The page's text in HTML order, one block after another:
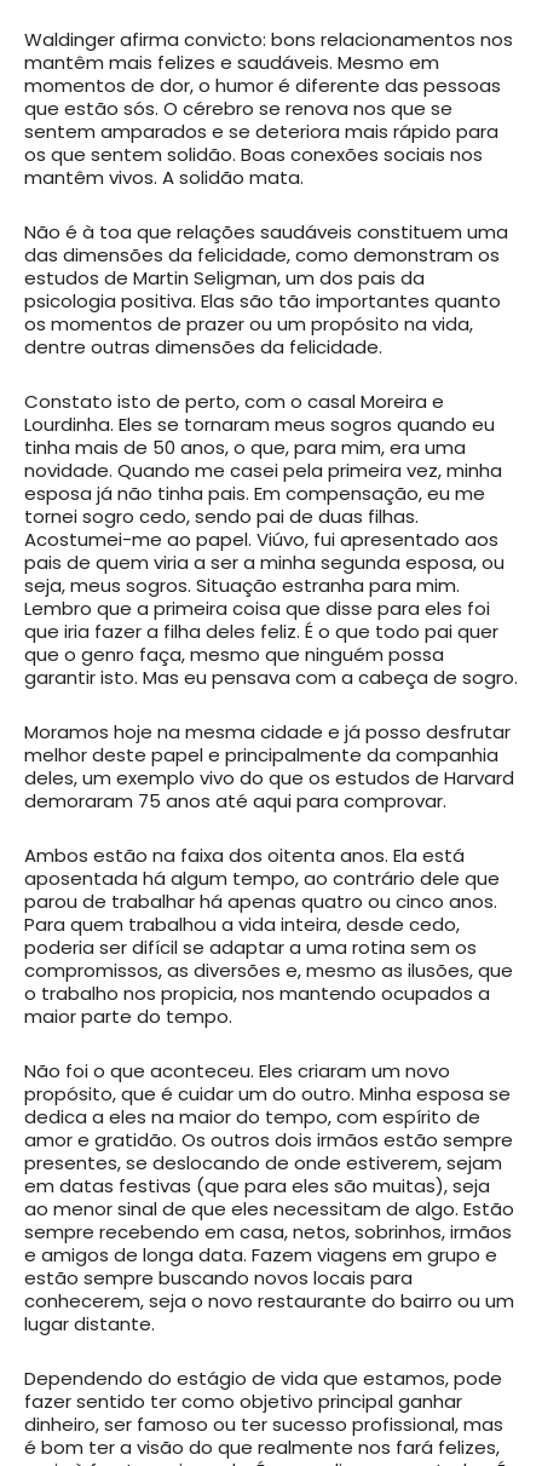
Waldinger afirma convicto: bons relacionamentos nos
mantêm mais felizes e saudáveis. Mesmo em
momentos de dor, o humor é diferente das pessoas
que estão sós. O cérebro se renova nos que se
sentem amparados e se deteriora mais rápido para
os que sentem solidão. Boas conexões sociais nos
mantêm vivos. A solidão mata.
Não é à toa que relações saudáveis constituem uma
das dimensões da felicidade, como demonstram os
estudos de Martin Seligman, um dos pais da
psicologia positiva. Elas são tão importantes quanto
os momentos de prazer ou um propósito na vida,
dentre outras dimensões da felicidade.
Constato isto de perto, com o casal Moreira e
Lourdinha. Eles se tornaram meus sogros quando eu
tinha mais de 50 anos, o que, para mim, era uma
novidade. Quando me casei pela primeira vez, minha
esposa já não tinha pais. Em compensação, eu me
tornei sogro cedo, sendo pai de duas filhas.
Acostumei-me ao papel. Viúvo, fui apresentado aos
pais de quem viria a ser a minha segunda esposa, ou
seja, meus sogros. Situação estranha para mim.
Lembro que a primeira coisa que disse para eles foi
que iria fazer a filha deles feliz. É o que todo pai quer
que o genro faça, mesmo que ninguém possa
garantir isto. Mas eu pensava com a cabeça de sogro.
Moramos hoje na mesma cidade e já posso desfrutar
melhor deste papel e principalmente da companhia
deles, um exemplo vivo do que os estudos de Harvard
demoraram 75 anos até aqui para comprovar.
Ambos estão na faixa dos oitenta anos. Ela está
aposentada há algum tempo, ao contrário dele que
parou de trabalhar há apenas quatro ou cinco anos.
Para quem trabalhou a vida inteira, desde cedo,
poderia ser difícil se adaptar a uma rotina sem os
compromissos, as diversões e, mesmo as ilusões, que
o trabalho nos propicia, nos mantendo ocupados a
maior parte do tempo.
Não foi o que aconteceu. Eles criaram um novo
propósito, que é cuidar um do outro. Minha esposa se
dedica a eles na maior do tempo, com espírito de
amor e gratidão. Os outros dois irmãos estão sempre
presentes, se deslocando de onde estiverem, sejam
em datas festivas (que para eles são muitas), seja
ao menor sinal de que eles necessitam de algo. Estão
sempre recebendo em casa, netos, sobrinhos, irmãos
e amigos de longa data. Fazem viagens em grupo e
estão sempre buscando novos locais para
conhecerem, seja o novo restaurante do bairro ou um
lugar distante.
Dependendo do estágio de vida que estamos, pode
fazer sentido ter como objetivo principal ganhar
dinheiro, ser famoso ou ter sucesso profissional, mas
é bom ter a visão do que realmente nos fará felizes,